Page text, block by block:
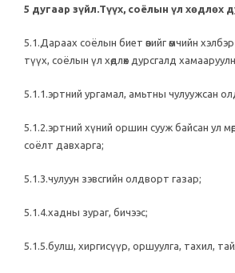
5 дугаар зүйл.Түүх, соёлын үл хөдлөх
5.1.Дараах соёлын биет өвийг өмчийн
түүх, соёлын үл хөдлөх дурсгалд
5.1.1.эртний ургамал, амьтны чулуужсан
5.1.2.эртний хүний оршин сууж байсан ул
соёлт давхарга;
5.1.3.чулуун зэвсгийн олдворт газар;
5.1.4.хадны зураг, бичээс;
5.1.5.булш, хиргисүүр, оршуулга, тахил,